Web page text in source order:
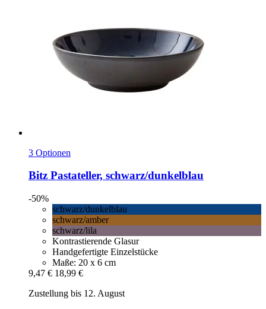
3 Optionen
Bitz Pastateller, schwarz/dunkelblau
-50%
schwarz/dunkelblau
schwarz/amber
schwarz/lila
Kontrastierende Glasur
Handgefertigte Einzelstücke
Maße: 20 x 6 cm
9,47 € 18,99 €
Zustellung bis 12. August